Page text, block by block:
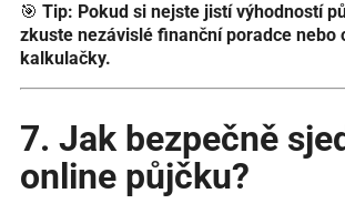
🎯 Tip: Pokud si nejste jistí výhodností
zkuste nezávislé finanční poradce nebo
kalkulačky.
7. Jak bezpečně
online půjčku?